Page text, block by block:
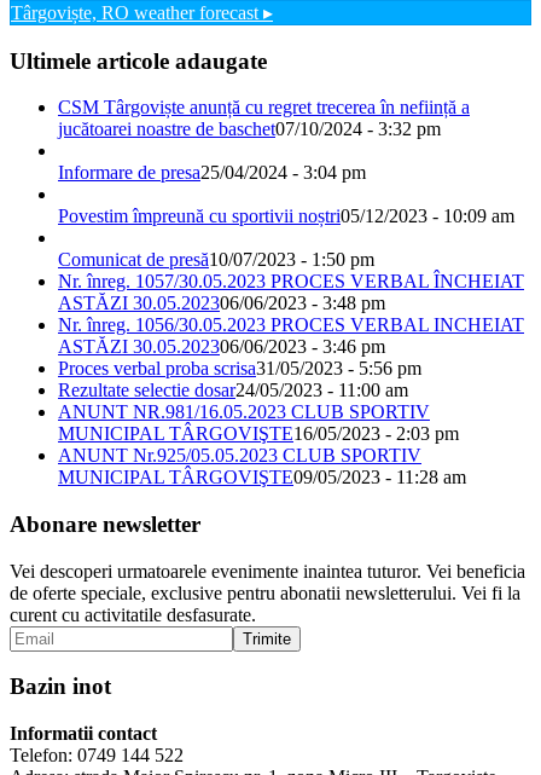
Târgoviște, RO weather forecast ▸
Ultimele articole adaugate
CSM Târgoviște anunță cu regret trecerea în neființă a
jucătoarei noastre de baschet07/10/2024 - 3:32 pm
Informare de presa25/04/2024 - 3:04 pm
Povestim împreună cu sportivii noștri05/12/2023 - 10:09 am
Comunicat de presă10/07/2023 - 1:50 pm
Nr. înreg. 1057/30.05.2023 PROCES VERBAL ÎNCHEIAT
ASTĂZI 30.05.202306/06/2023 - 3:48 pm
Nr. înreg. 1056/30.05.2023 PROCES VERBAL INCHEIAT
ASTĂZI 30.05.202306/06/2023 - 3:46 pm
Proces verbal proba scrisa31/05/2023 - 5:56 pm
Rezultate selectie dosar24/05/2023 - 11:00 am
ANUNT NR.981/16.05.2023 CLUB SPORTIV
MUNICIPAL TÂRGOVIŞTE16/05/2023 - 2:03 pm
ANUNT Nr.925/05.05.2023 CLUB SPORTIV
MUNICIPAL TÂRGOVIŞTE09/05/2023 - 11:28 am
Abonare newsletter
Vei descoperi urmatoarele evenimente inaintea tuturor. Vei beneficia
de oferte speciale, exclusive pentru abonatii newsletterului. Vei fi la
curent cu activitatile desfasurate.
Bazin inot
Informatii contact
Telefon: 0749 144 522